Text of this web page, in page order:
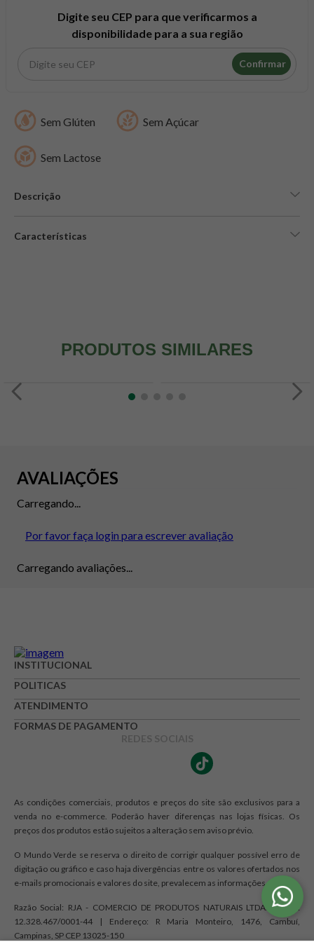
Digite seu CEP para que verificarmos a
disponibilidade para a sua região
Confirmar
Sem Glúten Sem Açúcar
Sem Lactose
Descrição
Características
PRODUTOS SIMILARES
AVALIAÇÕES
Carregando...
Por favor faça login para escrever avaliação
Carregando avaliações...
INSTITUCIONAL
POLITICAS
ATENDIMENTO
FORMAS DE PAGAMENTO
REDES SOCIAIS
As condições comerciais, produtos e preços do site são exclusivos para a
venda no e-commerce. Poderão haver diferenças nas lojas físicas. Os
preços dos produtos estão sujeitos a alteração sem aviso prévio.
O Mundo Verde se reserva o direito de corrigir qualquer possível erro de
digitação ou gráfico e caso haja divergências entre os valores ofertados nos
e-mails promocionais e valores do site, prevalecem as informações do site.
Razão Social: RJA - COMERCIO DE PRODUTOS NATURAIS LTDA. | CNPJ:
12.328.467/0001-44 | Endereço: R Maria Monteiro, 1476, Cambuí,
Campinas, SP CEP 13025-150
psyllium